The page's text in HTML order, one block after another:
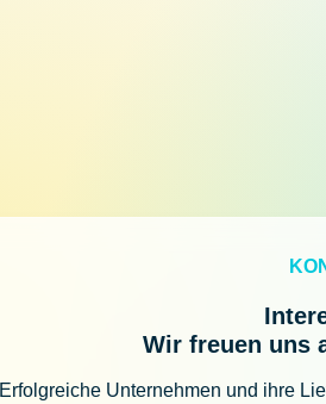
Wir freuen uns
Erfolgreiche Unternehmen und ihre